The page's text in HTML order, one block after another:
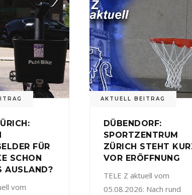
FÜR
SCHON
AUSLAND?
vom
AKTUELL BEITRAG
DÜBENDORF:
SPORTZENTRUM
ZÜRICH STEHT
VOR ERÖFFNUNG
TELE Z aktuell vom
05.08.2026: Nach rund